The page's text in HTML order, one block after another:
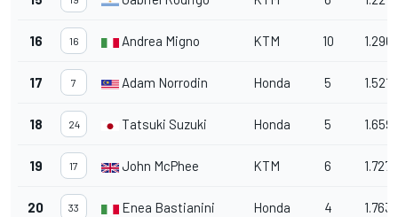
16 16 Andrea Migno KTM 10 1.296
17 7 Adam Norrodin Honda 5 1.521
18 24 Tatsuki Suzuki Honda 5 1.659
19 17 John McPhee KTM 6 1.727
20 33 Enea Bastianini Honda 4 1.763